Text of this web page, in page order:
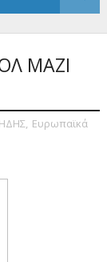
ΜΑΖΙ
, Ευρωπαϊκά